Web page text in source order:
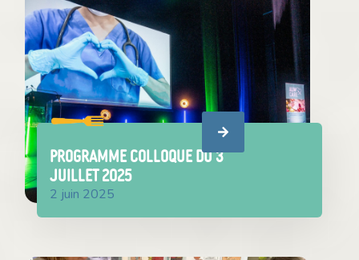
PROGRAMME COLLOQUE du 3
juillet 2025
2 juin 2025